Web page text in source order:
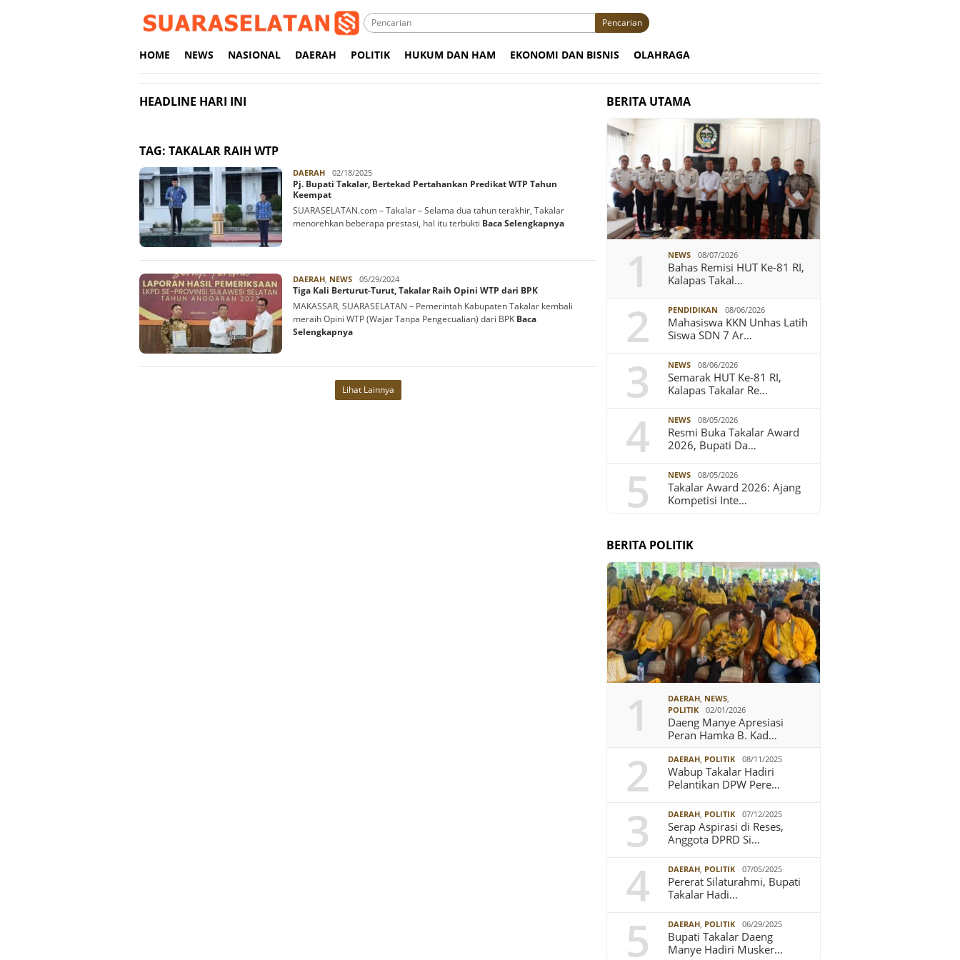
Pencarian
HOME NEWS NASIONAL DAERAH POLITIK HUKUM DAN HAM EKONOMI DAN BISNIS OLAHRAGA
HEADLINE HARI INI
TAG: TAKALAR RAIH WTP
DAERAHRabbani
02/18/2025
Pj. Bupati Takalar, Bertekad Pertahankan Predikat WTP Tahun
Keempat
SUARASELATAN.com – Takalar – Selama dua tahun terakhir, Takalar
menorehkan beberapa prestasi, hal itu terbukti Baca Selengkapnya
DAERAH, NEWSRabbani
05/29/2024
Tiga Kali Berturut-Turut, Takalar Raih Opini WTP dari BPK
MAKASSAR, SUARASELATAN – Pemerintah Kabupaten Takalar kembali
meraih Opini WTP (Wajar Tanpa Pengecualian) dari BPK Baca
Selengkapnya
Lihat Lainnya
BERITA UTAMA
1 NEWS 08/07/2026
Bahas Remisi HUT Ke-81 RI,
Kalapas Takal…
2 PENDIDIKAN 08/06/2026
Mahasiswa KKN Unhas Latih
Siswa SDN 7 Ar…
3 NEWS 08/06/2026
Semarak HUT Ke-81 RI,
Kalapas Takalar Re…
4 NEWS 08/05/2026
Resmi Buka Takalar Award
2026, Bupati Da…
5 NEWS 08/05/2026
Takalar Award 2026: Ajang
Kompetisi Inte…
BERITA POLITIK
1 DAERAH, NEWS,
POLITIK
02/01/2026
Daeng Manye Apresiasi
Peran Hamka B. Kad…
2 DAERAH, POLITIK 08/11/2025
Wabup Takalar Hadiri
Pelantikan DPW Pere…
3 DAERAH, POLITIK 07/12/2025
Serap Aspirasi di Reses,
Anggota DPRD Si…
4 DAERAH, POLITIK 07/05/2025
Pererat Silaturahmi, Bupati
Takalar Hadi…
5 DAERAH, POLITIK 06/29/2025
Bupati Takalar Daeng
Manye Hadiri Musker…